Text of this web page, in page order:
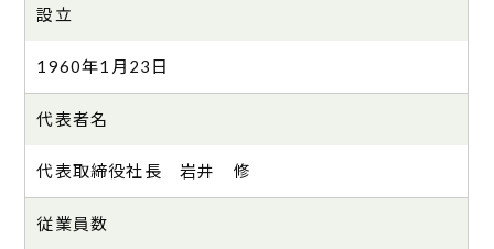
設立
1960年1月23日
代表者名
代表取締役社長 岩井 修
従業員数